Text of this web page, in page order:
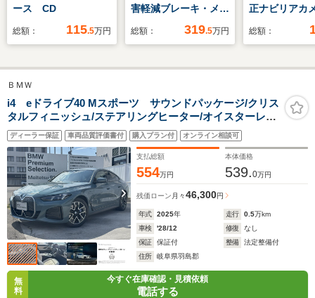
ース CD
総額： 115.5万円
害軽減ブレーキ・メモ
総額： 319.5万円
正ナビリアカ
セグTV ド
ETC 15イン
UVカットフロ
アガラス
リング いま
総額：
ＢＭＷ
i4 eドライブ40 Mスポーツ サウンドパッケージ/クリス
タルフィニッシュ/ステアリングヒーター/オイスターレザ
ーシート/シートヒーター/カーブドディスプレイナビゲー
ション/全周囲カメラ/アクティブクルーズコントロー
ル/18AW/禁煙/デモカー
ディーラー保証 車両品質評価書付 購入プラン付 オンライン相談可
支払総額
554万円
本体価格
539.0万円
残価ローン 月々46,300円
年式 2025年 走行 0.5万km
車検
'28/12 修復
なし
保証
保証付 整備
法定整備付
住所
岐阜県羽島郡
無
料
今すぐ在庫確認・見積依頼
電話する